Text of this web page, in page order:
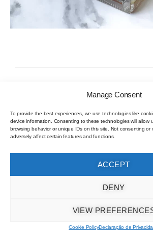
Manage Consent
To provide the best experiences, we use technologies like
device information. Consenting to these technologies will allow
browsing behavior or unique IDs on this site. Not consenting or
adversely affect certain features and functions.
ACCEPT
DENY
VIEW
Cookie PolicyDeclaração de
Garum de
obtido a partir do primeiro líquido filtrado
Feito com sal do Sado: adicionado Koji
em arroz do Sado.